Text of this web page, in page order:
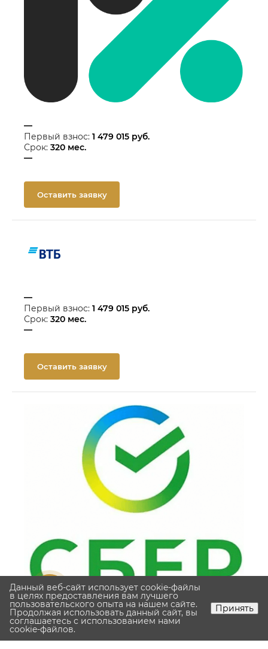
—
Первый взнос: 1 479 015 руб.
Срок: 320 мес.
—
Оставить заявку
—
Первый взнос: 1 479 015 руб.
Срок: 320 мес.
—
Оставить заявку
—
Первый взнос:
Срок:320мес.
Данный веб-сайт использует cookie-файлы
в целях предоставления вам лучшего
пользовательского опыта на нашем сайте.
Продолжая использовать данный сайт, вы
соглашаетесь с использованием нами
cookie-файлов.
Принять